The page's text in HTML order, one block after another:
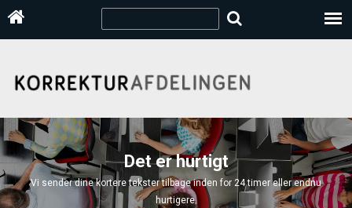
Det er hurtigt
Vi sender dine kortere tekster tilbage inden for 24 timer eller endnu
hurtigere.